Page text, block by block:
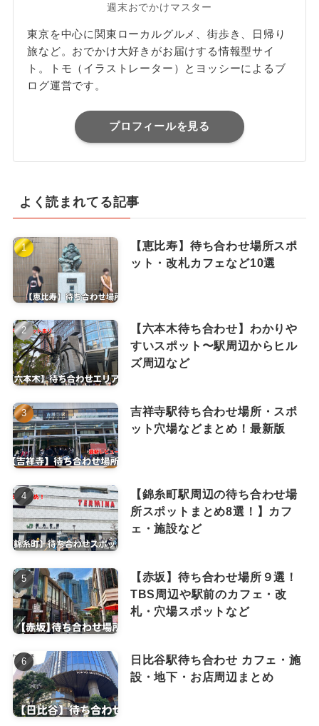
週末おでかけマスター
東京を中心に関東ローカルグルメ、街歩き、日帰り
旅など。おでかけ大好きがお届けする情報型サイ
ト。トモ（イラストレーター）とヨッシーによるブ
ログ運営です。
プロフィールを見る
よく読まれてる記事
【恵比寿】待ち合わせ場所スポ
ット・改札カフェなど10選
【六本木待ち合わせ】わかりや
すいスポット〜駅周辺からヒル
ズ周辺など
吉祥寺駅待ち合わせ場所・スポ
ット穴場などまとめ！最新版
【錦糸町駅周辺の待ち合わせ場
所スポットまとめ8選！】カフ
ェ・施設など
【赤坂】待ち合わせ場所９選！
TBS周辺や駅前のカフェ・改
札・穴場スポットなど
日比谷駅待ち合わせ カフェ・施
設・地下・お店周辺まとめ